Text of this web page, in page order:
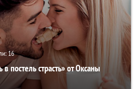
16
постель страсть» от Оксаны